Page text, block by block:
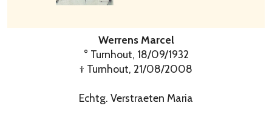
Werrens Marcel
° Turnhout, 18/09/1932
† Turnhout, 21/08/2008
Echtg. Verstraeten Maria